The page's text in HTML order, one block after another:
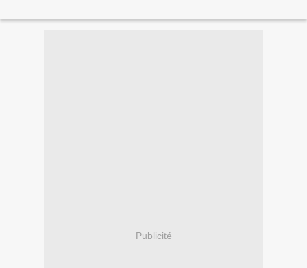
Publicité